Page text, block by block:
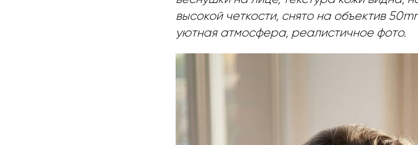
высокой четкости, снято на объектив
уютная атмосфера, реалистичное фото.